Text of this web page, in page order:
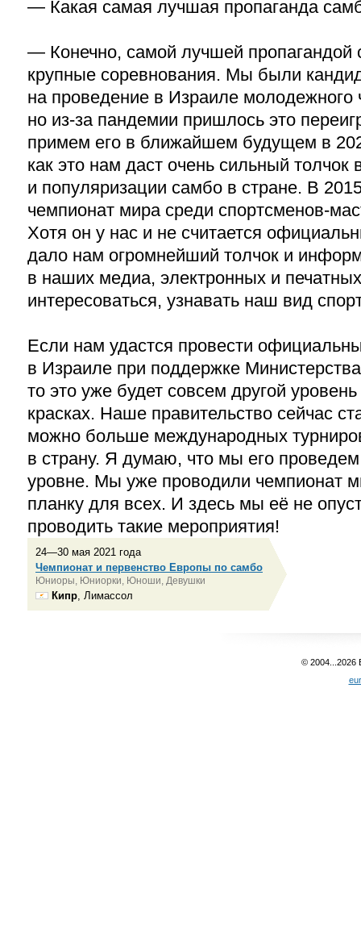
— Какая самая лучшая пропаганда
— Конечно, самой лучшей пропагандой
крупные соревнования. Мы были
на проведение в Израиле
но из-за пандемии пришлось это
примем его в ближайшем будущем в
как это нам даст очень сильный толчок
и популяризации самбо в стране. В
чемпионат мира среди спортсменов-
Хотя он у нас и не считается
дало нам огромнейший толчок и
в наших медиа, электронных и
интересоваться, узнавать наш вид
Если нам удастся провести
в Израиле при поддержке
то это уже будет совсем другой
красках. Наше правительство сейчас
можно больше международных
в страну. Я думаю, что мы его
уровне. Мы уже проводили чемпионат
планку для всех. И здесь мы её не
проводить такие мероприятия!
24—30 мая 2021 года
Чемпионат и первенство Европы по самбо
Юниоры, Юниорки, Юноши, Девушки
Кипр, Лимассол
© 2004...2026